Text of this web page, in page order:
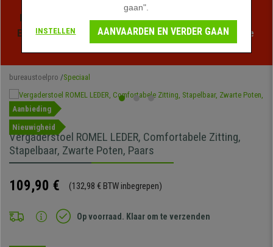
Profiteer van de Zomeruitverkoop bij bureaustoelpro!
Exclusieve kortingen voor een beperkte tijd - Bekijk de
bureaustoelpro Speciaal
Aanbieding
Nieuwigheid
Vergaderstoel ROMEL LEDER, Comfortabele Zitting,
Stapelbaar, Zwarte Poten, Paars
109,90 € (132,98 € BTW inbegrepen)
Op voorraad. Klaar om te verzenden
gaan".
INSTELLEN AANVAARDEN EN VERDER GAAN